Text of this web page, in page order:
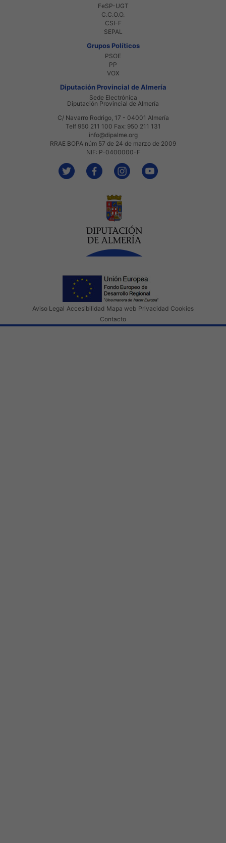
FeSP-UGT
C.C.O.O.
CSI-F
SEPAL
Grupos Políticos
PSOE
PP
VOX
Diputación Provincial de Almería
Sede Electrónica
Diputación Provincial de Almería
C/ Navarro Rodrigo, 17 - 04001 Almería
Telf 950 211 100 Fax: 950 211 131
info@dipalme.org
RRAE BOPA núm 57 de 24 de marzo de 2009
NIF: P-0400000-F
Aviso Legal Accesibilidad Mapa web Privacidad Cookies
Contacto